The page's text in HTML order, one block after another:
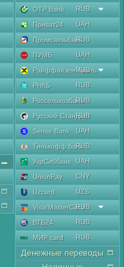
OTP Bank
RUB
Приват24
UAH
ПромсвязьбанкRUB
ПУМБ
UAH
Райффайзен Аваль
RUB
РНКБ
RUB
РоссельхозбанкRUB
Русский Стандарт
RUB
Sense Bank
UAH
Тинькофф банкRUB
УкрСиббанк
UAH
UnionPay
CNY
Uzcard
UZS
Visa/MasterCard
RUB
ВТБ24
RUB
МИР card
RUB
Денежные переводы